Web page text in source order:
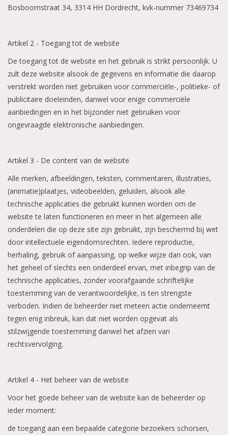
Bosboomstraat 34, 3314 HH Dordrecht, kvk-nummer 73469734
Artikel 2 - Toegang tot de website
De toegang tot de website en het gebruik is strikt persoonlijk. U
zult deze website alsook de gegevens en informatie die daarop
verstrekt worden niet gebruiken voor commerciële-, politieke- of
publicitaire doeleinden, danwel voor enige commerciële
aanbiedingen en in het bijzonder niet gebruiken voor
ongevraagde elektronische aanbiedingen.
Artikel 3 - De content van de website
Alle merken, afbeeldingen, teksten, commentaren, illustraties,
(animatie)plaatjes, videobeelden, geluiden, alsook alle
technische applicaties die gebruikt kunnen worden om de
website te laten functioneren en meer in het algemeen alle
onderdelen die op deze site zijn gebruikt, zijn beschermd bij wet
door intellectuele eigendomsrechten. Iedere reproductie,
herhaling, gebruik of aanpassing, op welke wijze dan ook, van
het geheel of slechts een onderdeel ervan, met inbegrip van de
technische applicaties, zonder voorafgaande schriftelijke
toestemming van de verantwoordelijke, is ten strengste
verboden. Indien de beheerder niet meteen actie onderneemt
tegen enig inbreuk, kan dat niet worden opgevat als
stilzwijgende toestemming danwel het afzien van
rechtsvervolging.
Artikel 4 - Het beheer van de website
Voor het goede beheer van de website kan de beheerder op
ieder moment:
de toegang aan een bepaalde categorie bezoekers schorsen,